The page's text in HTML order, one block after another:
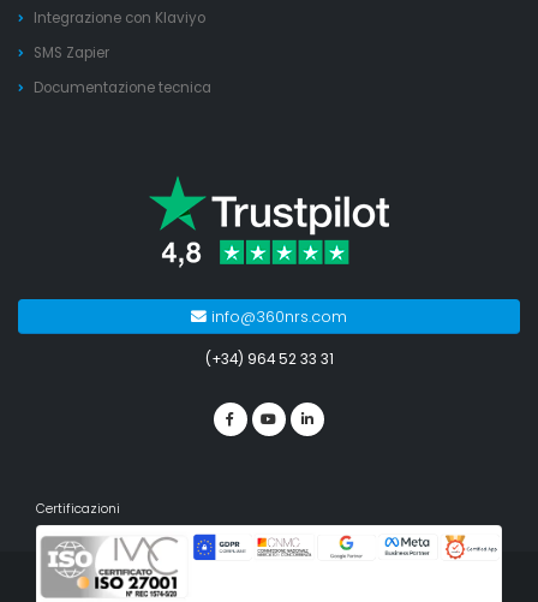
Integrazione con Klaviyo
SMS Zapier
Documentazione tecnica
info@360nrs.com
(+34) 964 52 33 31
Certificazioni